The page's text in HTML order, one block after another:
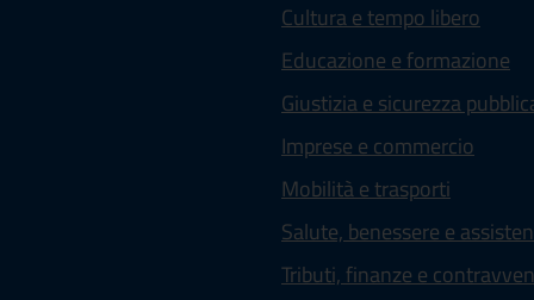
Cultura e tempo libero
Educazione e formazione
Giustizia e sicurezza
Imprese e commercio
Mobilità e trasporti
Salute, benessere e
Tributi, finanze e